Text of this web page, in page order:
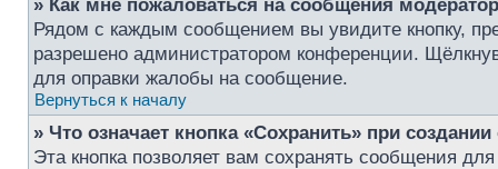
» Как мне пожаловаться на сообщения
Рядом с каждым сообщением вы увидите кнопку,
разрешено администратором конференции.
для оправки жалобы на сообщение.
Вернуться к началу
» Что означает кнопка «Сохранить» при
Эта кнопка позволяет вам сохранять сообщения